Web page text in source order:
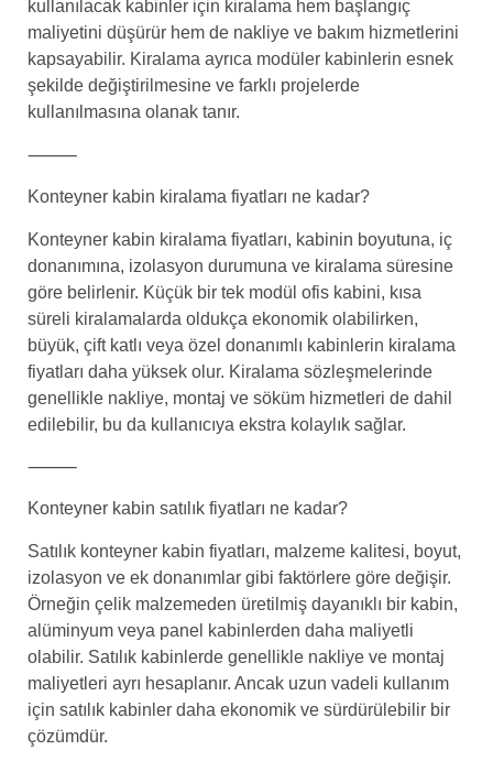
kullanılacak kabinler için kiralama hem başlangıç
maliyetini düşürür hem de nakliye ve bakım hizmetlerini
kapsayabilir. Kiralama ayrıca modüler kabinlerin esnek
şekilde değiştirilmesine ve farklı projelerde
kullanılmasına olanak tanır.
⸻
Konteyner kabin kiralama fiyatları ne kadar?
Konteyner kabin kiralama fiyatları, kabinin boyutuna, iç
donanımına, izolasyon durumuna ve kiralama süresine
göre belirlenir. Küçük bir tek modül ofis kabini, kısa
süreli kiralamalarda oldukça ekonomik olabilirken,
büyük, çift katlı veya özel donanımlı kabinlerin kiralama
fiyatları daha yüksek olur. Kiralama sözleşmelerinde
genellikle nakliye, montaj ve söküm hizmetleri de dahil
edilebilir, bu da kullanıcıya ekstra kolaylık sağlar.
⸻
Konteyner kabin satılık fiyatları ne kadar?
Satılık konteyner kabin fiyatları, malzeme kalitesi, boyut,
izolasyon ve ek donanımlar gibi faktörlere göre değişir.
Örneğin çelik malzemeden üretilmiş dayanıklı bir kabin,
alüminyum veya panel kabinlerden daha maliyetli
olabilir. Satılık kabinlerde genellikle nakliye ve montaj
maliyetleri ayrı hesaplanır. Ancak uzun vadeli kullanım
için satılık kabinler daha ekonomik ve sürdürülebilir bir
çözümdür.